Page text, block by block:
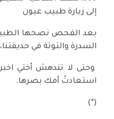
إلى زيارة طبيب عيون
بعد الفحص نصحها
السدرة والتوتة في حديقتنا،
وحتى لا تندهش أختي
استعادتْ أمك بصرها.
(*)